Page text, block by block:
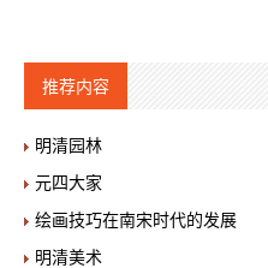
推荐内容
明清园林
元四大家
绘画技巧在南宋时代的发展
明清美术